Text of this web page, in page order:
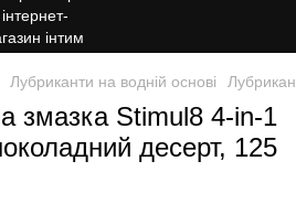
Лубриканти на водній основі
змазка Stimul8 4-in-1
десерт, 125